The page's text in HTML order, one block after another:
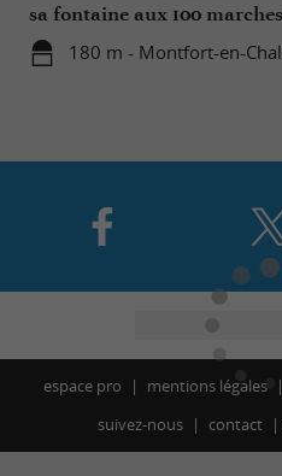
sa fontaine aux 100
180 m - Montfort-en-
espace pro mentions légales
suivez-nous
contact